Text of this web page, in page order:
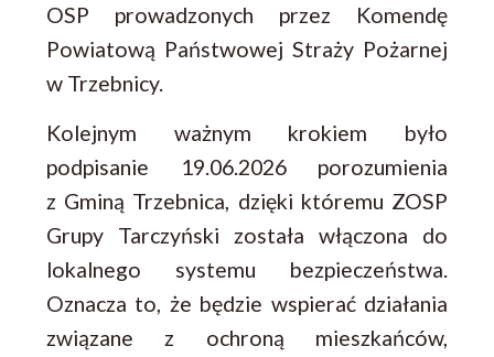
OSP prowadzonych przez Komendę
Powiatową Państwowej Straży Pożarnej
w Trzebnicy.
Kolejnym ważnym krokiem było
podpisanie 19.06.2026 porozumienia
z Gminą Trzebnica, dzięki któremu ZOSP
Grupy Tarczyński została włączona do
lokalnego systemu bezpieczeństwa.
Oznacza to, że będzie wspierać działania
związane z ochroną mieszkańców,